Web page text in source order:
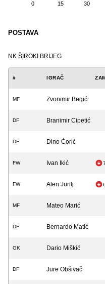
0 15 30
POSTAVA
NK ŠIROKI BRIJEG
# IGRAČ
MF Zvonimir Begić
DF Branimir Cipetić
DF Dino Ćorić
FW Ivan Ikić
FW Alen Jurilj
MF Mateo Marić
DF Bernardo Matić
GK Dario Miškić
DF Jure Obšivač